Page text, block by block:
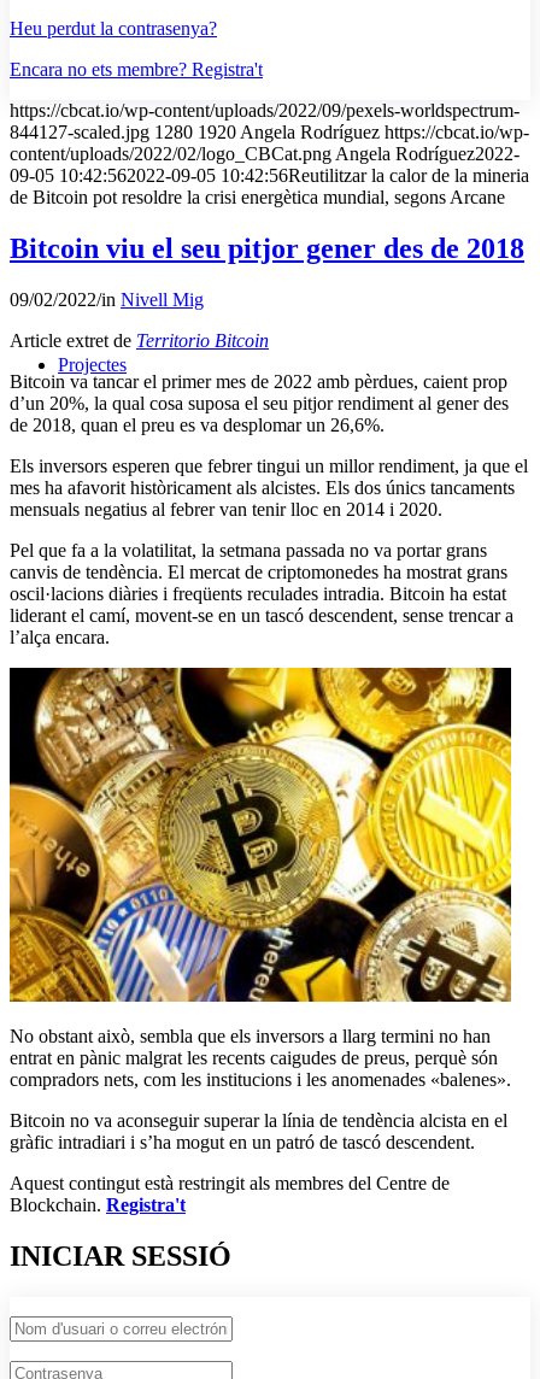
Projectes
Heu perdut la contrasenya?
Encara no ets membre? Registra't
https://cbcat.io/wp-content/uploads/2022/09/pexels-worldspectrum-
844127-scaled.jpg 1280 1920 Angela Rodríguez https://cbcat.io/wp-
content/uploads/2022/02/logo_CBCat.png Angela Rodríguez2022-
09-05 10:42:562022-09-05 10:42:56Reutilitzar la calor de la mineria
de Bitcoin pot resoldre la crisi energètica mundial, segons Arcane
Bitcoin viu el seu pitjor gener des de 2018
09/02/2022/in Nivell Mig
Article extret de Territorio Bitcoin
Bitcoin va tancar el primer mes de 2022 amb pèrdues, caient prop
d’un 20%, la qual cosa suposa el seu pitjor rendiment al gener des
de 2018, quan el preu es va desplomar un 26,6%.
Els inversors esperen que febrer tingui un millor rendiment, ja que el
mes ha afavorit històricament als alcistes. Els dos únics tancaments
mensuals negatius al febrer van tenir lloc en 2014 i 2020.
Pel que fa a la volatilitat, la setmana passada no va portar grans
canvis de tendència. El mercat de criptomonedes ha mostrat grans
oscil·lacions diàries i freqüents reculades intradia. Bitcoin ha estat
liderant el camí, movent-se en un tascó descendent, sense trencar a
l’alça encara.
No obstant això, sembla que els inversors a llarg termini no han
entrat en pànic malgrat les recents caigudes de preus, perquè són
compradors nets, com les institucions i les anomenades «balenes».
Bitcoin no va aconseguir superar la línia de tendència alcista en el
gràfic intradiari i s’ha mogut en un patró de tascó descendent.
Aquest contingut està restringit als membres del Centre de
Blockchain. Registra't
INICIAR SESSIÓ